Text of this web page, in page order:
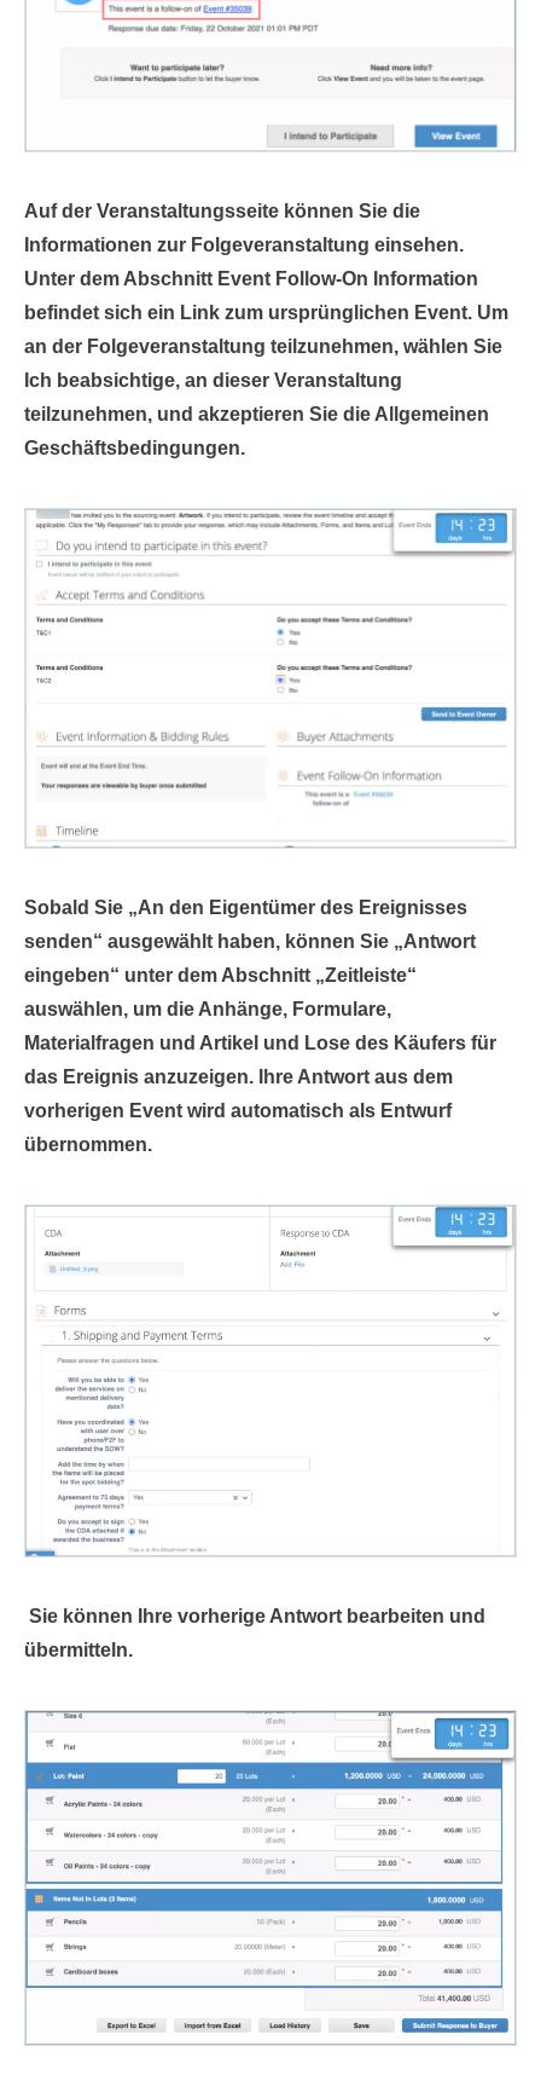
Auf der Veranstaltungsseite können Sie die
Informationen zur Folgeveranstaltung einsehen.
Unter dem Abschnitt Event Follow-On Information
befindet sich ein Link zum ursprünglichen Event. Um
an der Folgeveranstaltung teilzunehmen, wählen Sie
Ich beabsichtige, an dieser Veranstaltung
teilzunehmen, und akzeptieren Sie die Allgemeinen
Geschäftsbedingungen.
Sobald Sie „An den Eigentümer des Ereignisses
senden“ ausgewählt haben, können Sie „Antwort
eingeben“ unter dem Abschnitt „Zeitleiste“
auswählen, um die Anhänge, Formulare,
Materialfragen und Artikel und Lose des Käufers für
das Ereignis anzuzeigen. Ihre Antwort aus dem
vorherigen Event wird automatisch als Entwurf
übernommen.
Sie können Ihre vorherige Antwort bearbeiten und
übermitteln.